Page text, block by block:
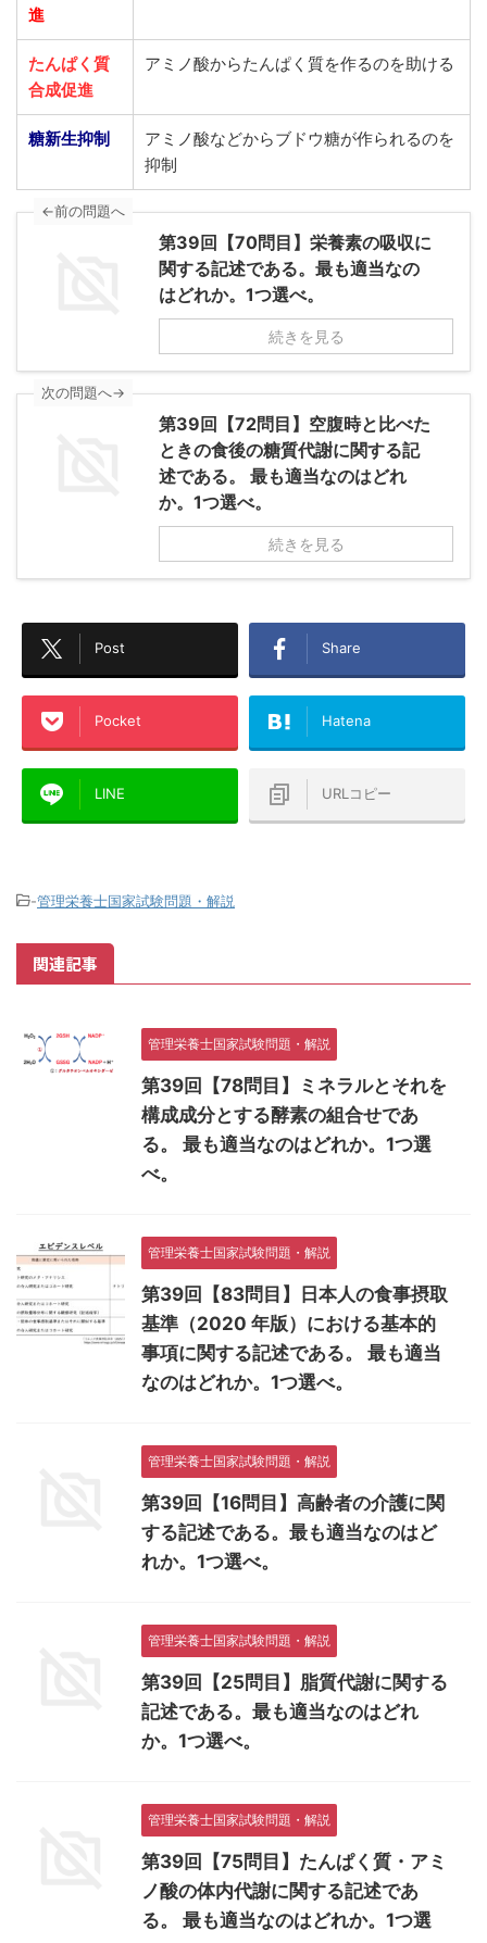
進
たんぱく質
合成促進
アミノ酸からたんぱく質を作るのを助ける
糖新生抑制
アミノ酸などからブドウ糖が作られるのを
抑制
←前の問題へ
第39回【70問目】栄養素の吸収に
関する記述である。最も適当なの
はどれか。1つ選べ。
続きを見る
次の問題へ→
第39回【72問目】空腹時と比べた
ときの食後の糖質代謝に関する記
述である。 最も適当なのはどれ
か。1つ選べ。
続きを見る
Post Share
Pocket Hatena
LINE URLコピー
-管理栄養士国家試験問題・解説
関連記事
管理栄養士国家試験問題・解説
第39回【78問目】ミネラルとそれを
構成成分とする酵素の組合せであ
る。 最も適当なのはどれか。1つ選
べ。
管理栄養士国家試験問題・解説
第39回【83問目】日本人の食事摂取
基準（2020 年版）における基本的
事項に関する記述である。 最も適当
なのはどれか。1つ選べ。
管理栄養士国家試験問題・解説
第39回【16問目】高齢者の介護に関
する記述である。最も適当なのはど
れか。1つ選べ。
管理栄養士国家試験問題・解説
第39回【25問目】脂質代謝に関する
記述である。最も適当なのはどれ
か。1つ選べ。
管理栄養士国家試験問題・解説
第39回【75問目】たんぱく質・アミ
ノ酸の体内代謝に関する記述であ
る。 最も適当なのはどれか。1つ選